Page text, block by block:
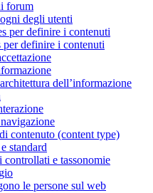
forum
degli utenti
per definire i contenuti
per definire i contenuti
dell’informazione
contenuto (content type)
standard
controllati e tassonomie
le persone sul web